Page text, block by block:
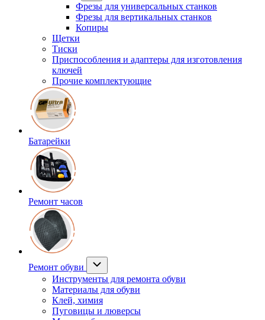
Фрезы для универсальных станков
Фрезы для вертикальных станков
Копиры
Щетки
Тиски
Приспособления и адаптеры для изготовления
ключей
Прочие комплектующие
Батарейки
Ремонт часов
Ремонт обуви
Инструменты для ремонта обуви
Материалы для обуви
Клей, химия
Пуговицы и люверсы